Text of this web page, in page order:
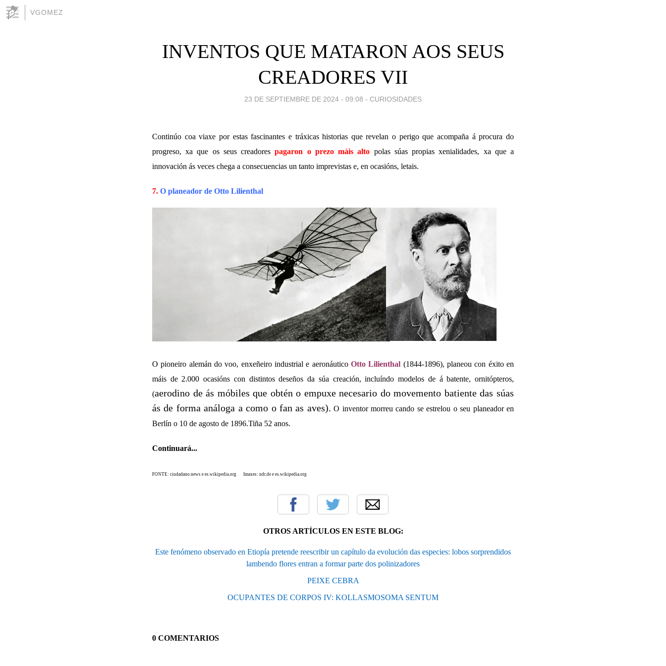
VGOMEZ
INVENTOS QUE MATARON AOS SEUS
CREADORES VII
23 DE SEPTIEMBRE DE 2024 - 09:08 - CURIOSIDADES
Continúo coa viaxe por estas fascinantes e tráxicas historias que revelan o perigo que acompaña á procura do
progreso, xa que os seus creadorespagaron o prezo máis alto polas súas propias xenialidades, xa que a
innovación ás veces chega a consecuencias un tanto imprevistas e, en ocasións, letais.
7. O planeador de Otto Lilienthal
O pioneiro alemán do voo, enxeñeiro industrial e aeronáutico Otto Lilienthal (1844-1896), planeou con éxito en
máis de 2.000 ocasións con distintos deseños da súa creación, incluíndo modelos de á batente, ornitópteros,
(aerodino de ás móbiles que obtén o empuxe necesario do movemento batiente das súas
ás de forma análoga a como o fan as aves). O inventor morreu cando se estrelou o seu planeador en
Berlín o 10 de agosto de 1896.Tiña 52 anos.
Continuará...
FONTE: ciudadano.news e es.wikipedia.org Imaxes: ndr.de e es.wikipedia.org
OTROS ARTÍCULOS EN ESTE BLOG:
Este fenómeno observado en Etiopía pretende reescribir un capítulo da evolución das especies: lobos sorprendidos
lambendo flores entran a formar parte dos polinizadores
PEIXE CEBRA
OCUPANTES DE CORPOS IV: KOLLASMOSOMA SENTUM
0 COMENTARIOS